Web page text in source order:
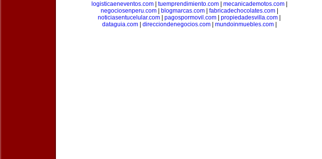
logisticaeneventos.com| tuemprendimiento.com| mecanicademotos.com|
negociosenperu.com| blogmarcas.com| fabricadechocolates.com|
noticiasentucelular.com
pagospormovil.com propiedadesvilla.com
dataguia.com| direcciondenegocios.com| mundoinmuebles.com|